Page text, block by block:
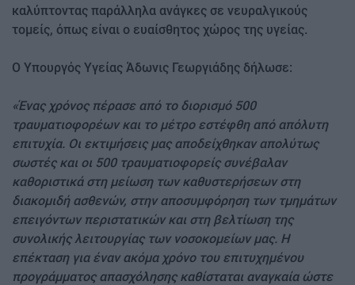
καλύπτοντας παράλληλα ανάγκες σε νευραλγικούς
τομείς, όπως είναι ο ευαίσθητος χώρος της υγείας.
Ο Υπουργός Υγείας Άδωνις Γεωργιάδης δήλωσε:
«Ένας χρόνος πέρασε από το διορισμό 500
τραυματιοφορέων και το μέτρο εστέφθη από απόλυτη
επιτυχία. Οι εκτιμήσεις μας αποδείχθηκαν απολύτως
σωστές και οι 500 τραυματιοφορείς συνέβαλαν
καθοριστικά στη μείωση των καθυστερήσεων στη
διακομιδή ασθενών, στην αποσυμφόρηση των τμημάτων
επειγόντων περιστατικών και στη βελτίωση της
συνολικής λειτουργίας των νοσοκομείων μας. Η
επέκταση για έναν ακόμα χρόνο του επιτυχημένου
προγράμματος απασχόλησης καθίσταται αναγκαία ώστε